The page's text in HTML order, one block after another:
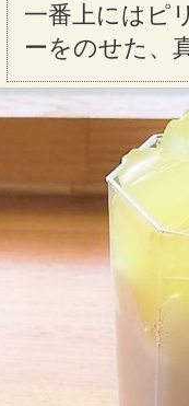
一番上にはピ
ーをのせた、